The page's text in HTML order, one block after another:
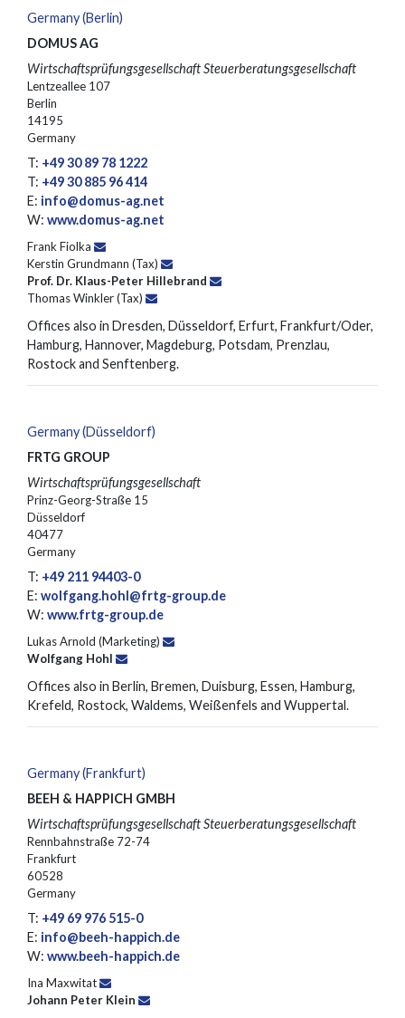
Germany (Berlin)
DOMUS AG
Wirtschaftsprüfungsgesellschaft Steuerberatungsgesellschaft
Lentzeallee 107
Berlin
14195
Germany
T: +49 30 89 78 1222
T: +49 30 885 96 414
E: info@domus-ag.net
W: www.domus-ag.net
Frank Fiolka
Kerstin Grundmann (Tax)
Prof. Dr. Klaus-Peter Hillebrand
Thomas Winkler (Tax)
Offices also in Dresden, Düsseldorf, Erfurt, Frankfurt/Oder,
Hamburg, Hannover, Magdeburg, Potsdam, Prenzlau,
Rostock and Senftenberg.
Germany (Düsseldorf)
FRTG GROUP
Wirtschaftsprüfungsgesellschaft
Prinz-Georg-Straße 15
Düsseldorf
40477
Germany
T: +49 211 94403-0
E: wolfgang.hohl@frtg-group.de
W: www.frtg-group.de
Lukas Arnold (Marketing)
Wolfgang Hohl
Offices also in Berlin, Bremen, Duisburg, Essen, Hamburg,
Krefeld, Rostock, Waldems, Weißenfels and Wuppertal.
Germany (Frankfurt)
BEEH & HAPPICH GMBH
Wirtschaftsprüfungsgesellschaft Steuerberatungsgesellschaft
Rennbahnstraße 72-74
Frankfurt
60528
Germany
T: +49 69 976 515-0
E: info@beeh-happich.de
W: www.beeh-happich.de
Ina Maxwitat
Johann Peter Klein